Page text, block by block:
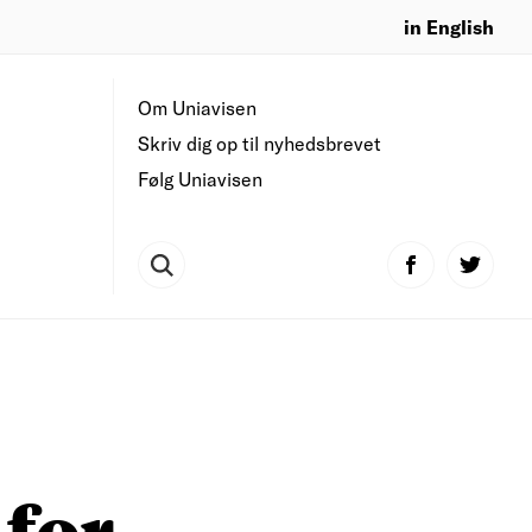
in English
Om Uniavisen
Skriv dig op til nyhedsbrevet
Følg Uniavisen